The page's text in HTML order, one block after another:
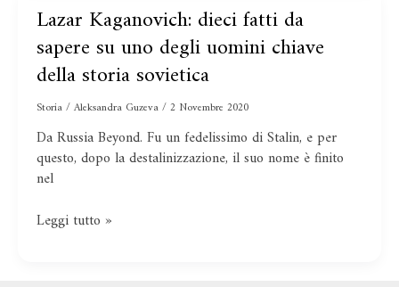
Lazar Kaganovich: dieci fatti da
sapere su uno degli uomini chiave
della storia sovietica
Storia/Aleksandra Guzeva/2 Novembre 2020
Da Russia Beyond. Fu un fedelissimo di Stalin, e per
questo, dopo la destalinizzazione, il suo nome è finito
nel
Lazar
dieci
fatti
da
sapere
su
uno
degli
chiave
Leggi tutto »